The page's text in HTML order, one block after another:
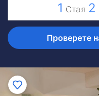
1 Стая 2
Проверете